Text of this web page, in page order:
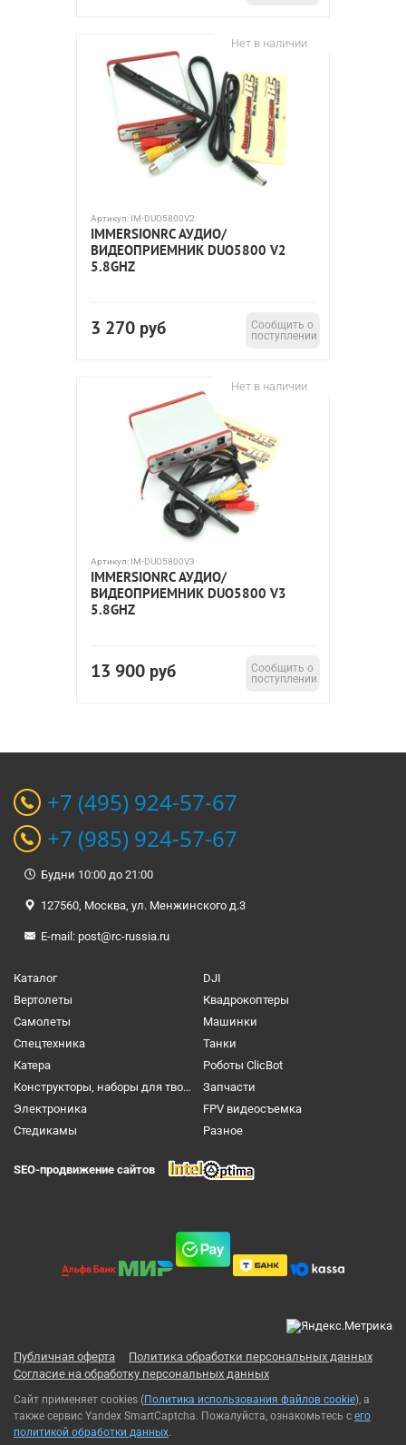
Нет в наличии
Артикул: IM-DUO5800V2
IMMERSIONRC АУДИО/
ВИДЕОПРИЕМНИК DUO5800 V2
5.8GHZ
3 270 руб
Сообщить о
поступлении
Нет в наличии
Артикул: IM-DUO5800V3
IMMERSIONRC АУДИО/
ВИДЕОПРИЕМНИК DUO5800 V3
5.8GHZ
13 900 руб
Сообщить о
поступлении
+7 (495) 924-57-67
+7 (985) 924-57-67
Будни 10:00 до 21:00
127560, Москва, ул. Менжинского д.3
E-mail: post@rc-russia.ru
Каталог
DJI
Вертолеты
Квадрокоптеры
Самолеты
Машинки
Спецтехника
Танки
Катера
Роботы ClicBot
Конструкторы, наборы для творчества и настольные игры
Запчасти
Электроника
FPV видеосъемка
Cтедикамы
Разное
SEO-продвижение сайтов
Публичная оферта
Политика обработки персональных данных
Согласие на обработку персональных данных
Сайт применяет cookies (Политика использования файлов cookie), а
также сервис Yandex SmartCaptcha. Пожалуйста, ознакомьтесь с его
политикой обработки данных.